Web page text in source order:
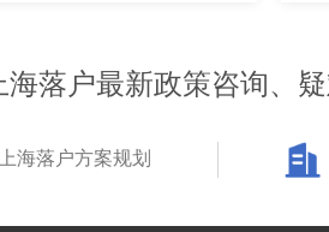
海落户最新政策咨询、
海落户方案规划